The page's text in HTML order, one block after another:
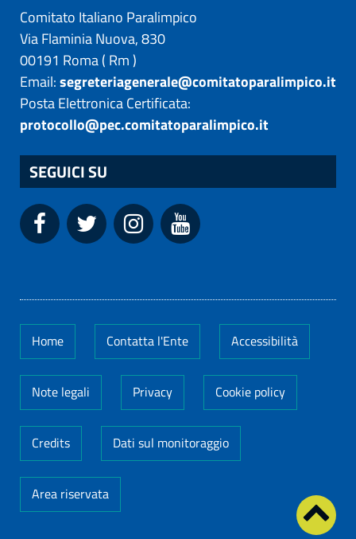
Comitato Italiano Paralimpico
Via Flaminia Nuova, 830
00191 Roma( Rm)
Email:segreteriagenerale@comitatoparalimpico.it
Posta Elettronica Certificata:
protocollo@pec.comitatoparalimpico.it
SEGUICI SU
Home Contatta l'Ente Accessibilità
Note legali Privacy Cookie policy
Credits Dati sul monitoraggio
Area riservata